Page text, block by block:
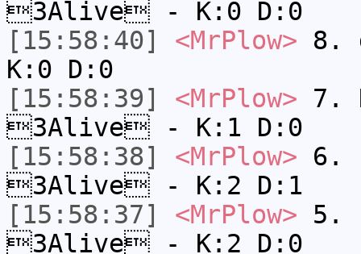
3Alive - K:0 D:0
[15:58:40]
<MrPlow> 8.
K:0 D:0
[15:58:39]
<MrPlow> 7.
3Alive - K:1 D:0
[15:58:38]
<MrPlow> 6.
3Alive - K:2 D:1
[15:58:37]
<MrPlow> 5.
3Alive - K:2 D:0